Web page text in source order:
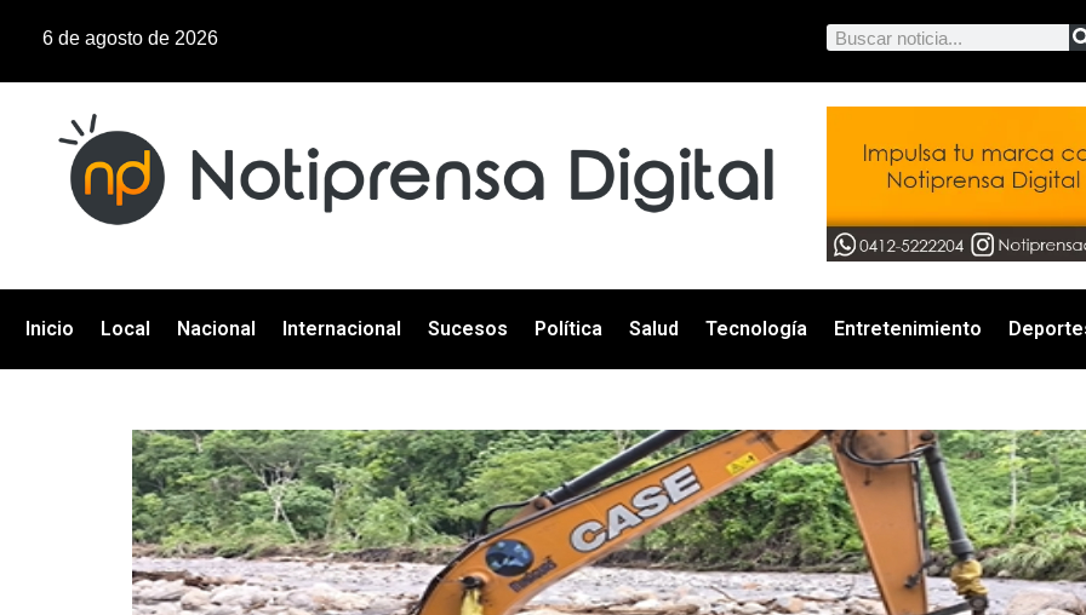
6 de agosto de 2026
Inicio Local Nacional Internacional Sucesos Política Salud Tecnología Entretenimiento